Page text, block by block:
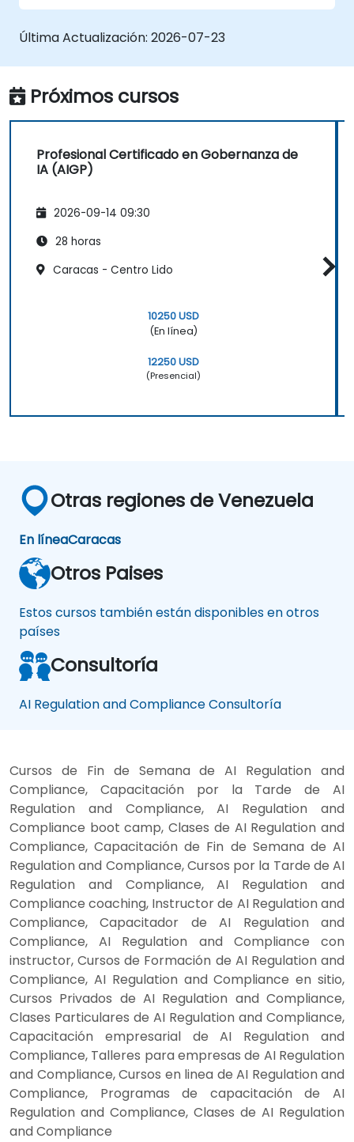
de Implementación de 30 días.
Última Actualización: 2026-07-23
Próximos cursos
Profesional Certificado en Gobernanza de
IA (AIGP)
2026-09-14 09:30
28 horas
Caracas - Centro Lido
10250 USD
(En línea)
12250 USD
(Presencial)
Otras regiones de Venezuela
En líneaCaracas
Otros Paises
Estos cursos también están disponibles en otros
países
Consultoría
AI Regulation and Compliance Consultoría
Cursos de Fin de Semana de AI Regulation and
Compliance, Capacitación por la Tarde de AI
Regulation and Compliance, AI Regulation and
Compliance boot camp, Clases de AI Regulation and
Compliance, Capacitación de Fin de Semana de AI
Regulation and Compliance, Cursos por la Tarde de AI
Regulation and Compliance, AI Regulation and
Compliance coaching, Instructor de AI Regulation and
Compliance, Capacitador de AI Regulation and
Compliance, AI Regulation and Compliance con
instructor, Cursos de Formación de AI Regulation and
Compliance, AI Regulation and Compliance en sitio,
Cursos Privados de AI Regulation and Compliance,
Clases Particulares de AI Regulation and Compliance,
Capacitación empresarial de AI Regulation and
Compliance, Talleres para empresas de AI Regulation
and Compliance, Cursos en linea de AI Regulation and
Compliance, Programas de capacitación de AI
Regulation and Compliance, Clases de AI Regulation
and Compliance